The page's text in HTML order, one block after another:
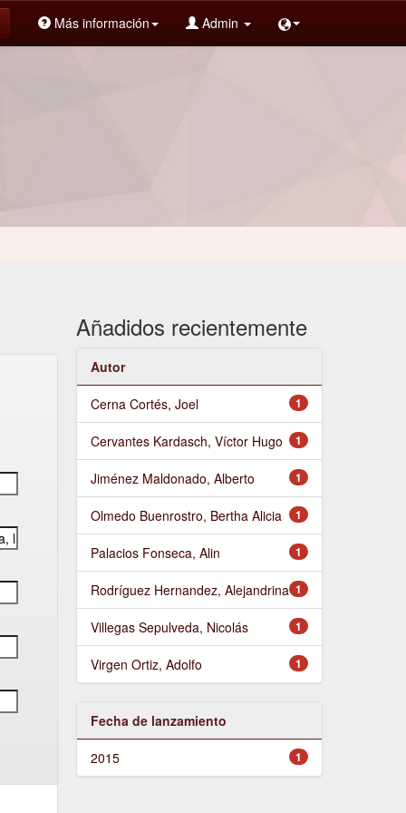
Más información Admin
Añadidos recientemente
Autor
1
Cerna Cortés, Joel
1
Cervantes Kardasch, Víctor Hugo
1
Jiménez Maldonado, Alberto
1
Olmedo Buenrostro, Bertha Alicia
1
Palacios Fonseca, Alin
1
Rodríguez Hernandez, Alejandrina
1
Villegas Sepulveda, Nicolás
1
Virgen Ortiz, Adolfo
Fecha de lanzamiento
1
2015